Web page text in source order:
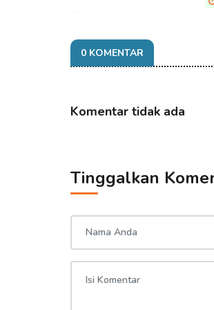
0 KOMENTAR
Komentar tidak ada
Tinggalkan